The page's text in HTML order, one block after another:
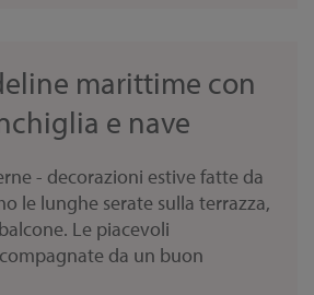
marittime con
e nave
- decorazioni estive fatte da
le lunghe serate sulla terrazza,
Le piacevoli
da un buon